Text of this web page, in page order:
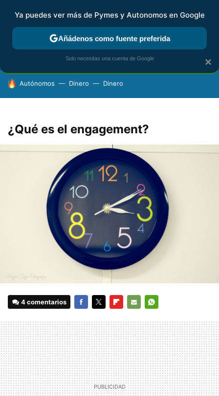
FISCALIDAD Y CONTABILIDAD KIT DIGITAL RENTA
HOY SE HABLA DE
Autónomos Dinero Dinero
¿Qué es el engagement?
4 comentarios
MAIL
×
Ya puedes ver más de Pymes y Autonomos en Google
Añádenos como fuente preferida
Solo necesitas una cuenta de Google